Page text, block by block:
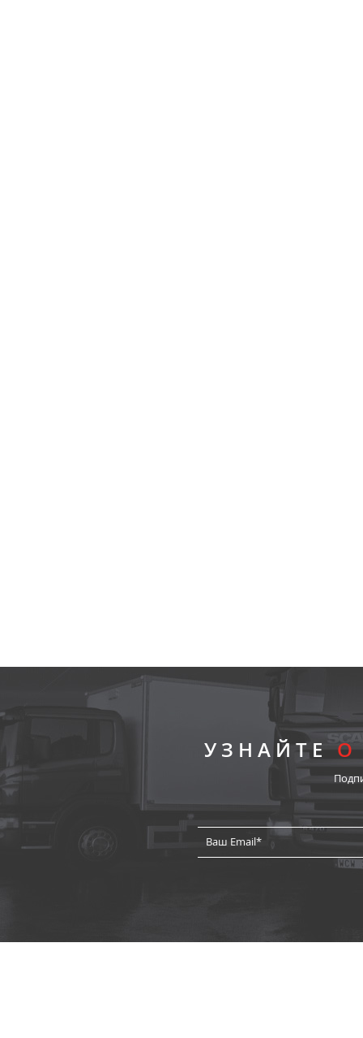
УЗНАЙТЕО